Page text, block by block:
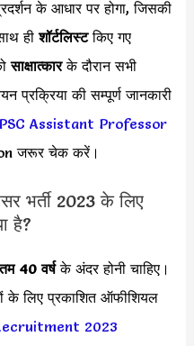
के आधार पर होगा, जिसकी
हीशॉर्टलिस्टकिए गए
साक्षात्कारके दौरान सभी
प्रक्रिया की सम्पूर्ण जानकारी
Assistant Professor
जरूर चेक करें।
भर्ती 2023 के लिए
है?
40 वर्षके अंदर होनी चाहिए।
के लिए प्रकाशित ऑफीशियल
2023